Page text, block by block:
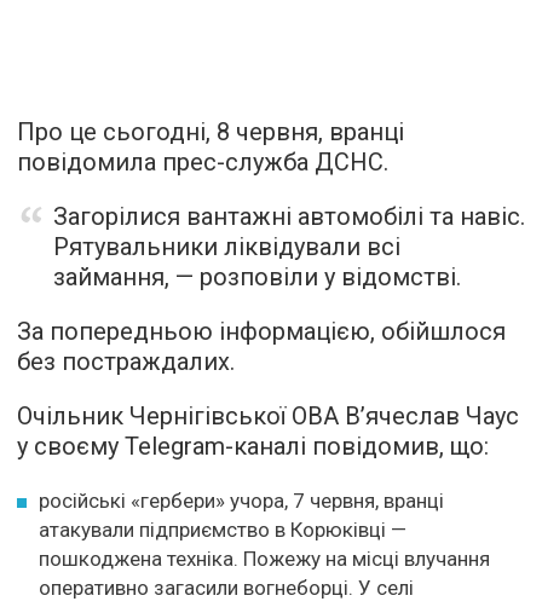
Про це сьогодні, 8 червня, вранці
повідомила прес-служба ДСНС.
Загорілися вантажні автомобілі та навіс.
Рятувальники ліквідували всі
займання, — розповіли у відомстві.
За попередньою інформацією, обійшлося
без постраждалих.
Очільник Чернігівської ОВА В’ячеслав Чаус
у своєму Telegram-каналі повідомив, що:
російські «гербери» учора, 7 червня, вранці
атакували підприємство в Корюківці —
пошкоджена техніка. Пожежу на місці влучання
оперативно загасили вогнеборці. У селі